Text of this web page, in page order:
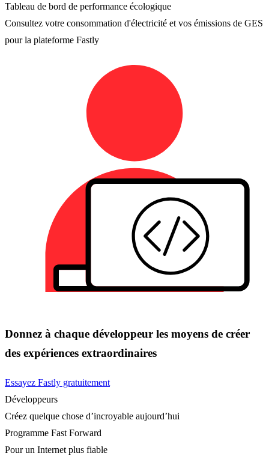
Tableau de bord de performance écologique
Consultez votre consommation d'électricité et vos émissions de GES
pour la plateforme Fastly
Donnez à chaque développeur les moyens de créer
des expériences extraordinaires
Essayez Fastly gratuitement
Développeurs
Créez quelque chose d’incroyable aujourd’hui
Programme Fast Forward
Pour un Internet plus fiable